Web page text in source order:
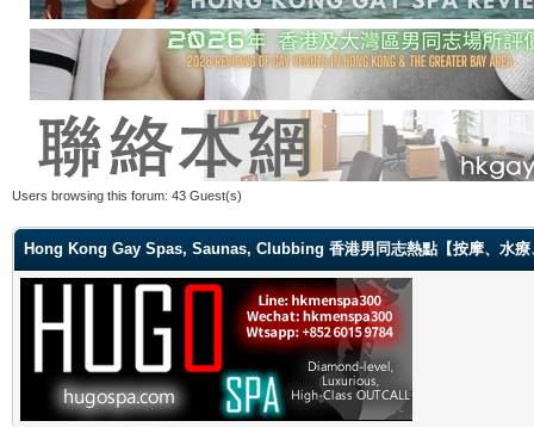
Users browsing this forum: 43 Guest(s)
Hong Kong Gay Spas, Saunas, Clubbing 香港男同志熱點【按摩、水